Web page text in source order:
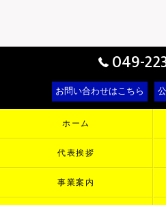
049-
お問い合わせはこちら
ホーム
代表挨拶
事業案内